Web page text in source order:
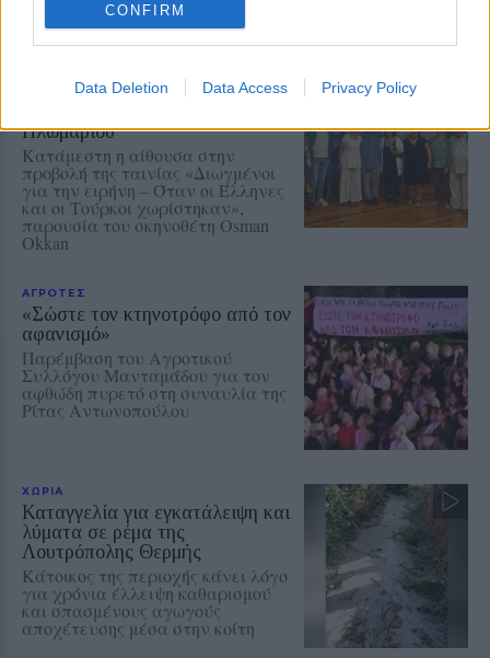
CONFIRM
Data Deletion Data Access Privacy Policy
ΣΤΗΝ ΙΔΙΑ ΚΑΤΗΓΟΡΙΑ
Μνήμες προσφυγιάς και μήνυμα
Πλωμαρίου
Κατάμεστη η αίθουσα στην
προβολή της ταινίας «Διωγμένοι
για την ειρήνη – Όταν οι Έλληνες
και οι Τούρκοι χωρίστηκαν»,
παρουσία του σκηνοθέτη Osman
Okkan
ΑΓΡΟΤΕΣ
«Σώστε τον κτηνοτρόφο από τον
αφανισμό»
Παρέμβαση του Αγροτικού
Συλλόγου Μανταμάδου για τον
αφθώδη πυρετό στη συναυλία της
Ρίτας Αντωνοπούλου
ΧΩΡΙΑ
Καταγγελία για εγκατάλειψη και
λύματα σε ρέμα της
Λουτρόπολης Θερμής
Κάτοικος της περιοχής κάνει λόγο
για χρόνια έλλειψη καθαρισμού
και σπασμένους αγωγούς
αποχέτευσης μέσα στην κοίτη